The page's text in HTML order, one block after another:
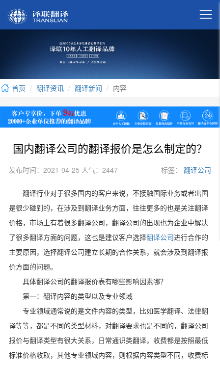

首页 翻译资讯 翻译新闻 内容
国内翻译公司的翻译报价是怎么制定的？
发布时间：2021-04-25 人气：2447 标签： 翻译公司
翻译行业对于很多国内的客户来说，不接触国际业务或者出国
是很少碰到的，在涉及到翻译业务方面，往往更多的也是关注翻译
价格，市场上有着很多翻译公司，翻译公司的出现也为企业中解决
了很多翻译方面的问题，这也是建议客户选择翻译公司 进行合作的
主要原因，选择翻译公司建立长期的合作关系，就会涉及到翻译报
价方面的问题。
具体翻译公司的翻译报价表有哪些影响因素哪？
第一：翻译内容的类型以及专业领域
专业领域通常说的是文件内容的类型，比如医学翻译、法律翻
译等等，都是不同的类型材料，对翻译要求也是不同的，翻译公司
报价与翻译类型有很大关系，日常通识类翻译，收费都是按照最低
标准价格收取，其他专业领域内容，则根据内容类型不同，收费标